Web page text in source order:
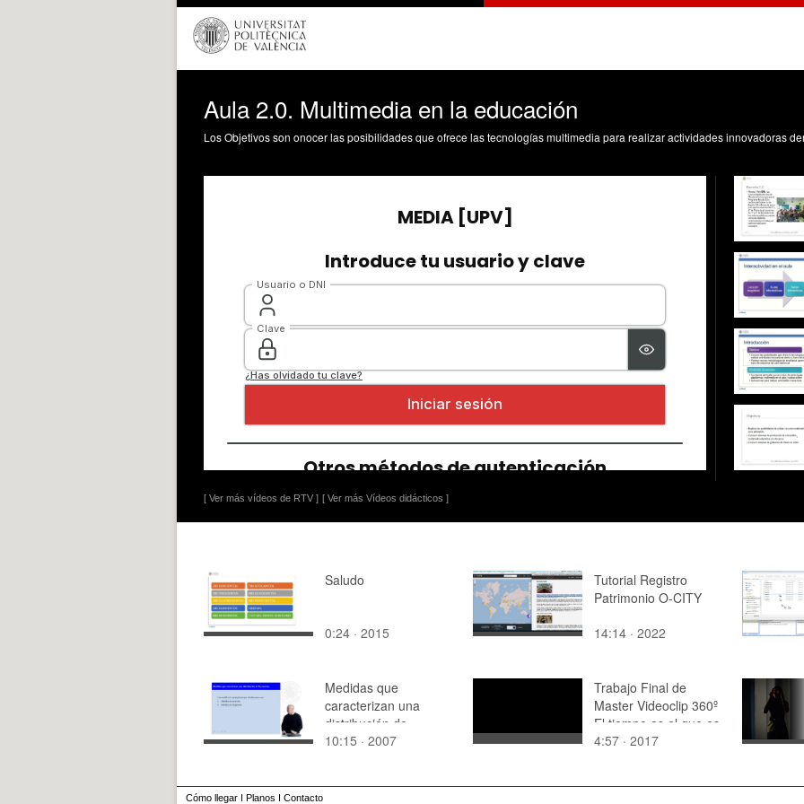
Aula 2.0. Multimedia en la educación
[ Ver más vídeos de RTV ] [ Ver más Vídeos didácticos ]
Saludo
0:24 · 2015
Tutorial Registro
Patrimonio O-CITY
14:14 · 2022
Medidas que
caracterizan una
distribución de
frecuencias
10:15 · 2007
Trabajo Final de
Master Videoclip 360º
El tiempo es el que es.
Iosune Noguera
4:57 · 2017
Cómo llegar I Planos I Contacto